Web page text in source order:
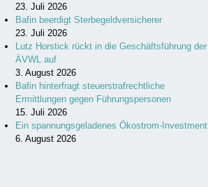
23. Juli 2026
Bafin beerdigt Sterbegeldversicherer
23. Juli 2026
Lutz Horstick rückt in die Geschäftsführung der
ÄVWL auf
3. August 2026
Bafin hinterfragt steuerstrafrechtliche
Ermittlungen gegen Führungspersonen
15. Juli 2026
Ein spannungsgeladenes Ökostrom-Investment
6. August 2026